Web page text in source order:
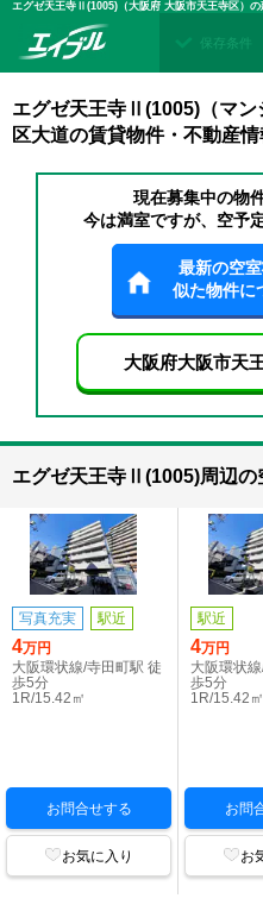
保存条件
エグゼ天王寺Ⅱ(1005)（マン
区大道の賃貸物件・不動産情
現在募集中の物
今は満室ですが、空予
最新の空
似た物件に
大阪府大阪市天
エグゼ天王寺Ⅱ(1005)周辺の
写真充実 駅近
4万円
大阪環状線/寺田町駅 徒
歩5分
1R/15.42㎡
お問合せする
お気に入り
駅近
4万円
大阪環状
歩5分
1R/15.42㎡
お問
お